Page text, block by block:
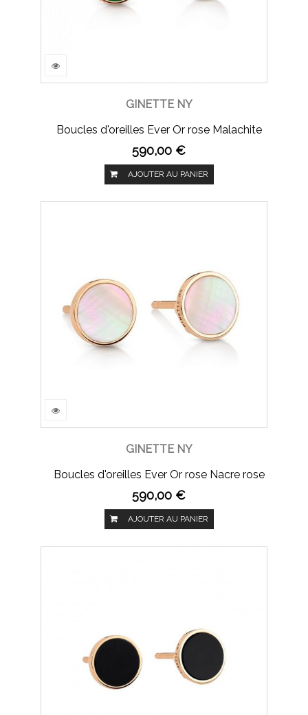
GINETTE NY
Boucles d'oreilles Ever Or rose Malachite
590,00 €
AJOUTER AU PANIER
GINETTE NY
Boucles d'oreilles Ever Or rose Nacre rose
590,00 €
AJOUTER AU PANIER